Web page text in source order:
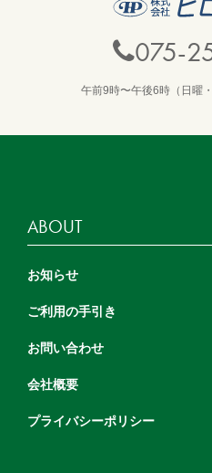
075-
午前9時〜午後6時（日曜
ABOUT
お知らせ
ご利用の手引き
お問い合わせ
会社概要
プライバシーポリシー